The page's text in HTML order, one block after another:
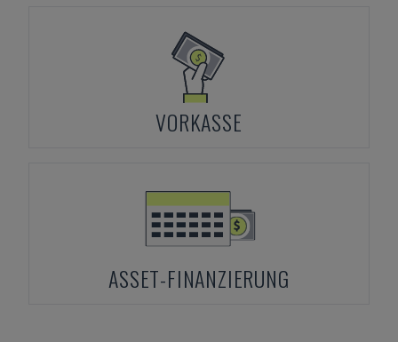
VORKASSE
ASSET-FINANZIERUNG